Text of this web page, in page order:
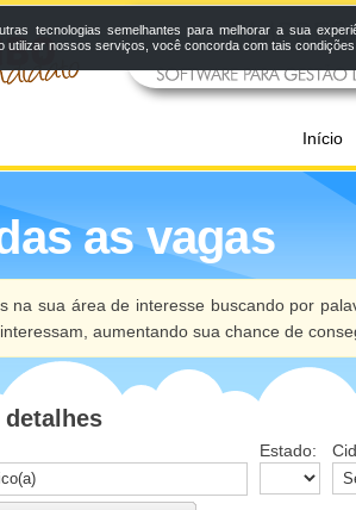
Início
as vagas
na sua área de interesse buscando por
aumentando sua chance de
Estado:
tecnologias semelhantes para melhorar a sua
utilizar nossos serviços, você concorda com tais